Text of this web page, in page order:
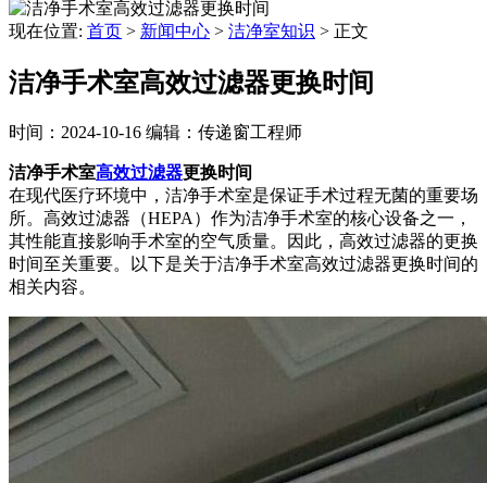
现在位置: 首页 > 新闻中心 > 洁净室知识 > 正文
洁净手术室高效过滤器更换时间
时间：2024-10-16 编辑：传递窗工程师
洁净手术室高效过滤器更换时间
在现代医疗环境中，洁净手术室是保证手术过程无菌的重要场
所。高效过滤器（HEPA）作为洁净手术室的核心设备之一，
其性能直接影响手术室的空气质量。因此，高效过滤器的更换
时间至关重要。以下是关于洁净手术室高效过滤器更换时间的
相关内容。